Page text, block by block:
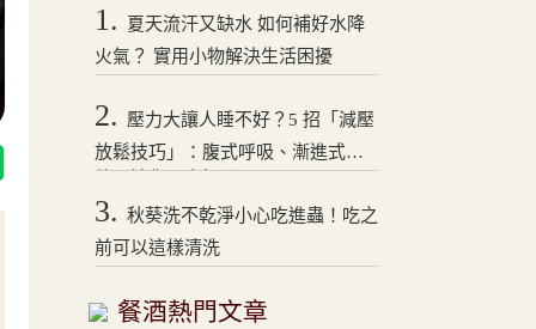
1.
夏天流汗又缺水 如何補好水降
火氣？ 實用小物解決生活困擾
2.
壓力大讓人睡不好？5 招「減壓
放鬆技巧」：腹式呼吸、漸進式拉
3. 秋葵洗不乾淨小心吃進蟲！吃之
前可以這樣清洗
餐酒熱門文章